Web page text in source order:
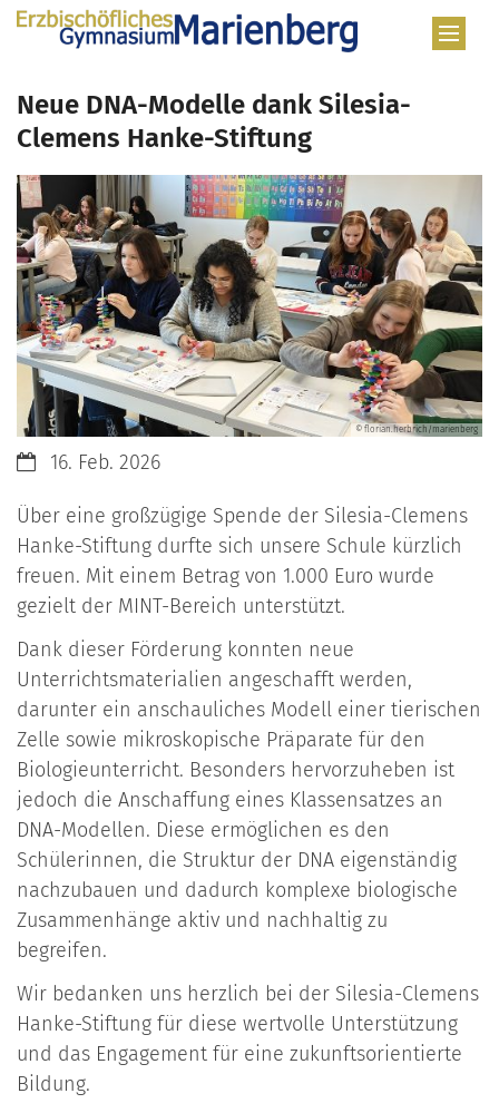
Zum Inhalt springen
Neue DNA-Modelle dank Silesia-
Clemens Hanke-Stiftung
© florian.herbrich/marienberg
Datum:16. Feb. 2026
Über eine großzügige Spende der Silesia-Clemens
Hanke-Stiftung durfte sich unsere Schule kürzlich
freuen. Mit einem Betrag von 1.000 Euro wurde
gezielt der MINT-Bereich unterstützt.
Dank dieser Förderung konnten neue
Unterrichtsmaterialien angeschafft werden,
darunter ein anschauliches Modell einer tierischen
Zelle sowie mikroskopische Präparate für den
Biologieunterricht. Besonders hervorzuheben ist
jedoch die Anschaffung eines Klassensatzes an
DNA-Modellen. Diese ermöglichen es den
Schülerinnen, die Struktur der DNA eigenständig
nachzubauen und dadurch komplexe biologische
Zusammenhänge aktiv und nachhaltig zu
begreifen.
Wir bedanken uns herzlich bei der Silesia-Clemens
Hanke-Stiftung für diese wertvolle Unterstützung
und das Engagement für eine zukunftsorientierte
Bildung.